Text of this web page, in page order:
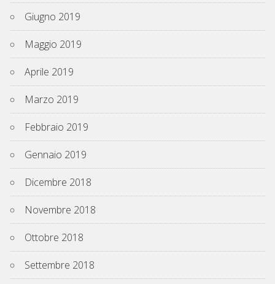
Giugno 2019
Maggio 2019
Aprile 2019
Marzo 2019
Febbraio 2019
Gennaio 2019
Dicembre 2018
Novembre 2018
Ottobre 2018
Settembre 2018